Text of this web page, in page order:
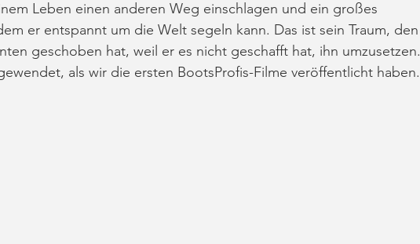
Leben einen anderen Weg einschlagen und ein großes
er entspannt um die Welt segeln kann. Das ist sein Traum, den
geschoben hat, weil er es nicht geschafft hat, ihn umzusetzen.
als wir die ersten BootsProfis-Filme veröffentlicht haben.